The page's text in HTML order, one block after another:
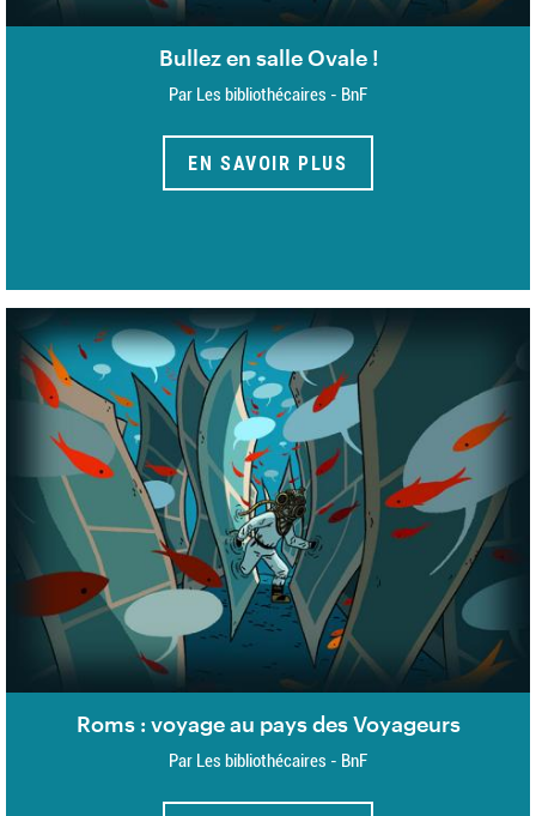
Bullez en salle Ovale !
Par Les bibliothécaires - BnF
EN SAVOIR PLUS
Roms : voyage au pays des Voyageurs
Par Les bibliothécaires - BnF